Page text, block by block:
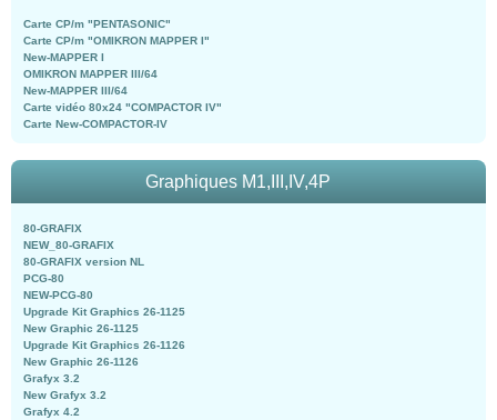
Carte CP/m "PENTASONIC"
Carte CP/m "OMIKRON MAPPER I"
New-MAPPER I
OMIKRON MAPPER III/64
New-MAPPER III/64
Carte vidéo 80x24 "COMPACTOR IV"
Carte New-COMPACTOR-IV
Graphiques M1,III,IV,4P
80-GRAFIX
NEW_80-GRAFIX
80-GRAFIX version NL
PCG-80
NEW-PCG-80
Upgrade Kit Graphics 26-1125
New Graphic 26-1125
Upgrade Kit Graphics 26-1126
New Graphic 26-1126
Grafyx 3.2
New Grafyx 3.2
Grafyx 4.2